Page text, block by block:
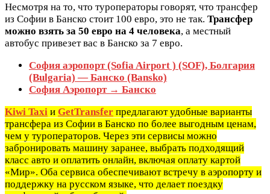
Несмотря на то, что туроператоры говорят, что трансфер
из Софии в Банско стоит 100 евро, это не так. Трансфер
можно взять за 50 евро на 4 человека, а местный
автобус привезет вас в Банско за 7 евро.
София аэропорт (Sofia Airport ) (SOF), Болгария
(Bulgaria) — Банско (Bansko)
София Аэропорт → Банско
Kiwi Taxi и GetTransfer предлагают удобные варианты
трансфера из Софии в Банско по более выгодным ценам,
чем у туроператоров. Через эти сервисы можно
забронировать машину заранее, выбрать подходящий
класс авто и оплатить онлайн, включая оплату картой
«Мир». Оба сервиса обеспечивают встречу в аэропорту и
поддержку на русском языке, что делает поездку